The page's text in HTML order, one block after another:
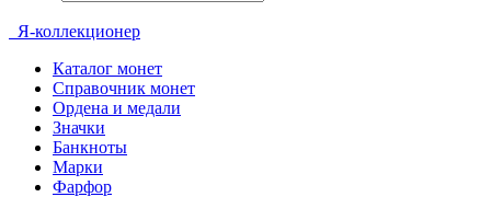
Я-коллекционер
Каталог монет
Справочник монет
Ордена и медали
Значки
Банкноты
Марки
Фарфор